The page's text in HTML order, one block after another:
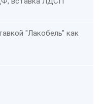
"Лакобель" как